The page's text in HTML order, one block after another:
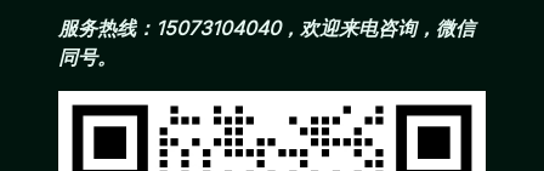
服务热线：15073104040，欢迎来电咨询，微信
同号。